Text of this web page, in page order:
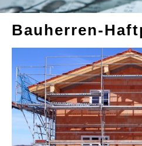
Bauherren-